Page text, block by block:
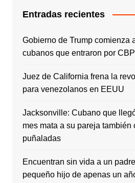
Entradas recientes
Gobierno de Trump comienza
cubanos que entraron por
Juez de California frena la
para venezolanos en EEUU
Jacksonville: Cubano que
mes mata a su pareja también
puñaladas
Encuentran sin vida a un
pequeño hijo de apenas un